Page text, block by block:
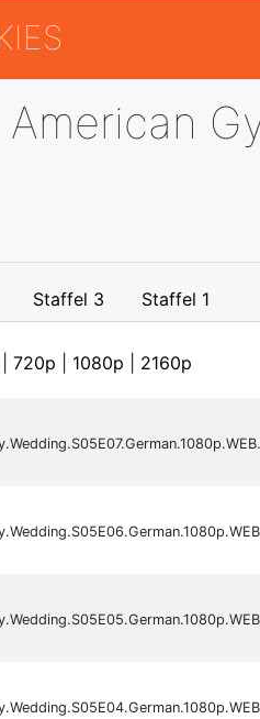
Staffel 3 Staffel 1
720p 1080p 2160p